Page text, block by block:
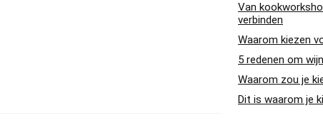
Van
verbinden
Waarom kiezen
5 redenen om
Waarom zou je
Dit is waarom je